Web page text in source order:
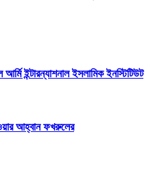
ইন্টারন্যাশনাল ইসলামিক ইনস্টিটিউট
আহ্বান ফখরুলের